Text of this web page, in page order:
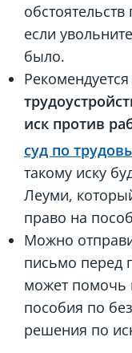
если
было.
Рекомендуется
иск против
суд по
такому иску
Леуми,
право на
Можно
письмо перед
может помочь
пособия по
решения по